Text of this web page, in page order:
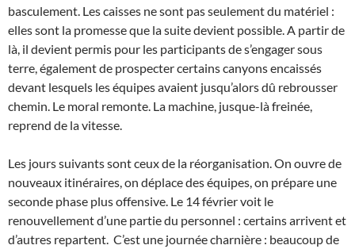
basculement. Les caisses ne sont pas seulement du matériel :
elles sont la promesse que la suite devient possible. A partir de
là, il devient permis pour les participants de s’engager sous
terre, également de prospecter certains canyons encaissés
devant lesquels les équipes avaient jusqu’alors dû rebrousser
chemin. Le moral remonte. La machine, jusque-là freinée,
reprend de la vitesse.
Les jours suivants sont ceux de la réorganisation. On ouvre de
nouveaux itinéraires, on déplace des équipes, on prépare une
seconde phase plus offensive. Le 14 février voit le
renouvellement d’une partie du personnel : certains arrivent et
d’autres repartent. C’est une journée charnière : beaucoup de